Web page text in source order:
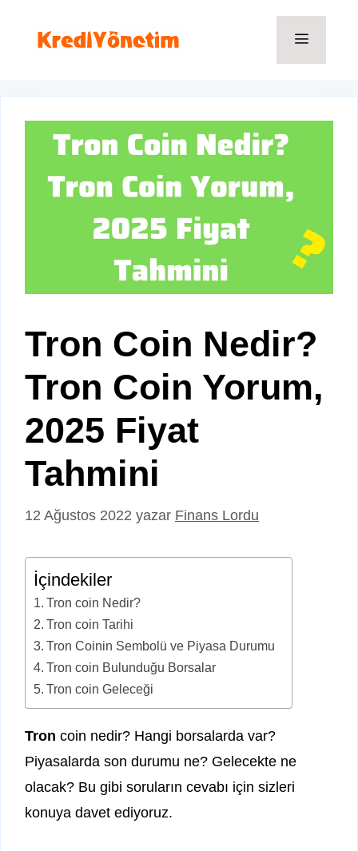
Tron Coin Nedir?
Tron Coin Yorum,
2025 Fiyat
Tahmini
12 Ağustos 2022 yazar Finans Lordu
İçindekiler
Tron coin Nedir?
Tron coin Tarihi
Tron Coinin Sembolü ve Piyasa Durumu
Tron coin Bulunduğu Borsalar
Tron coin Geleceği
Tron coin nedir? Hangi borsalarda var?
Piyasalarda son durumu ne? Gelecekte ne
olacak? Bu gibi soruların cevabı için sizleri
konuya davet ediyoruz.